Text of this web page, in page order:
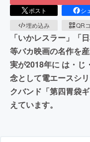
ポスト シ
埋め込み
QR
「いかレスラー」「
等バカ映画の名作を
実が2018年に は・じ
念として電エースシ
クバンド「第四胃袋
えています。